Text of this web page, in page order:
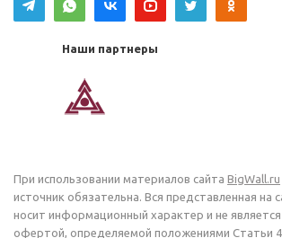
Наши партнеры
При использовании материалов сайта BigWall.ru
источник обязательна. Вся представленная на
носит информационный характер и не является
офертой, определяемой положениями Статьи